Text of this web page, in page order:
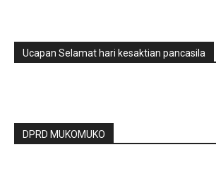
Ucapan Selamat hari kesaktian pancasila
DPRD MUKOMUKO